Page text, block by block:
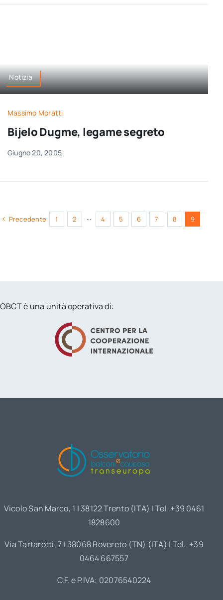
Notizia
Massimo Moratti
Bijelo Dugme, legame segreto
Giugno 20, 2005
Precedente 1 2 ··· 4 5 6 7 8 9
OBCT è una unità operativa di:
Vicolo San Marco, 1 | 38122 Trento (ITA) | Tel. +39 0461
1828600
Via Tartarotti, 7 | 38068 Rovereto (TN) (ITA) | Tel. +39
0464 667557
C.F. e P.IVA: 02076540224